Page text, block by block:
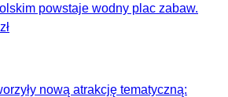
powstaje wodny plac zabaw.
nową atrakcję tematyczną: